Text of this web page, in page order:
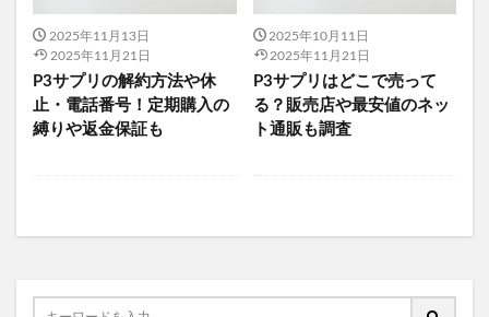
んぽちゃむガチャガチャ ピクミン
サンリオウエハース8 ポテンツァ錠0
WEEEDブリススクラブ ちいかわキャラマグネッツ4
ピュアセラ美容オイル プロテクトバリアリッチc
レイチェルワイン 成長戦隊ノビルンジャー
リペアジェル ヘッドだらけのビックリマンチョコ
2025年11月13日
2025年11月21日
P3サプリの解約方法や休
止・電話番号！定期購入の
縛りや返金保証も
2025年10月11日
2025年11月21日
P3サプリはどこで売って
る？販売店や最安値のネッ
ト通販も調査